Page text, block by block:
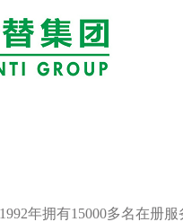
年拥有15000多名在册